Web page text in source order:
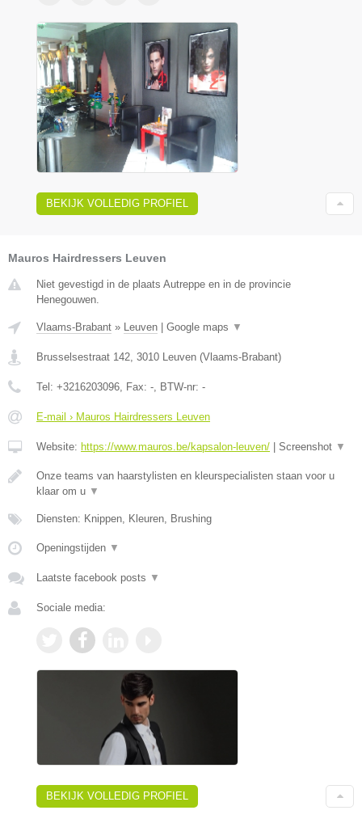
BEKIJK VOLLEDIG PROFIEL
Mauros Hairdressers Leuven
Niet gevestigd in de plaats Autreppe en in de provincie
Henegouwen.
Vlaams-Brabant » Leuven Google maps ▼
Brusselsestraat 142, 3010 Leuven (Vlaams-Brabant)
Tel: +3216203096, Fax: -, BTW-nr: -
E-mail › Mauros Hairdressers Leuven
Website: https://www.mauros.be/kapsalon-leuven/ Screenshot ▼
Onze teams van haarstylisten en kleurspecialisten staan voor u
klaar om u ▼
Diensten: Knippen, Kleuren, Brushing
Openingstijden ▼
Laatste facebook posts ▼
Sociale media:
BEKIJK VOLLEDIG PROFIEL